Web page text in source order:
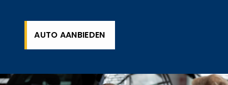
AUTO AANBIEDEN